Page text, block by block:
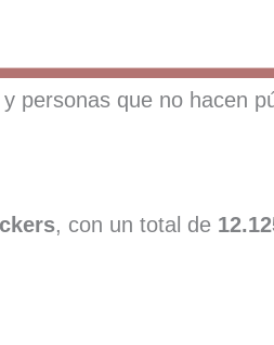
personas que no hacen
, con un total de